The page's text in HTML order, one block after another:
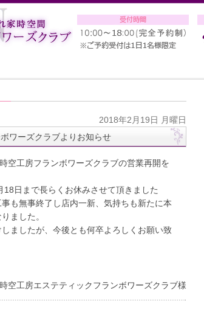
2018年2月19日 月曜日
ワーズクラブよりお知らせ
空工房フランボワーズクラブの営業再開を
18日まで長らくお休みさせて頂きました
も無事終了し店内一新、気持ちも新たに本
ました。
ましたが、今後とも何卒よろしくお願い致
空工房エステティックフランボワーズクラブ様